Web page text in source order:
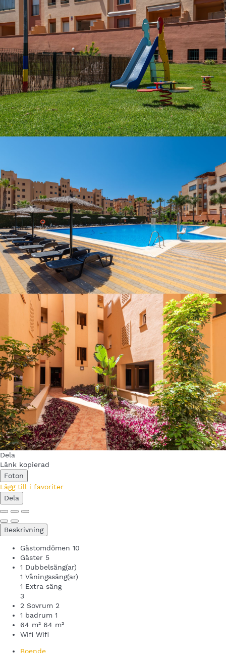
Dela
Länk kopierad
Foton
Lägg till i favoriter
Dela
Beskrivning
Gästomdömen 10
Gäster 5
1 Dubbelsäng(ar)
1 Våningssäng(ar)
1 Extra säng
3
2 Sovrum 2
1 badrum 1
64 m² 64 m²
Wifi Wifi
Boende